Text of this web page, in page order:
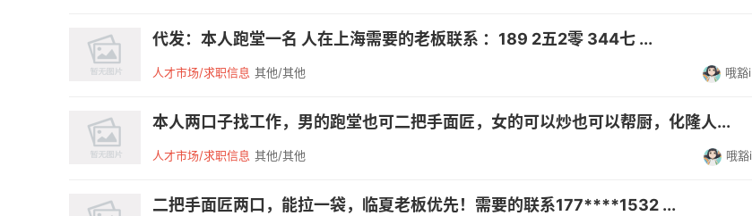
代发：本人跑堂一名 人在上海需要的老板联系 ：189 2五2零 344七 ...
人才市场/求职信息 其他/其他 哦豁i
本人两口子找工作，男的跑堂也可二把手面匠，女的可以炒也可以帮厨，化隆人...
人才市场/求职信息 其他/其他 哦豁i
二把手面匠两口，能拉一袋，临夏老板优先！需要的联系177****1532 ...